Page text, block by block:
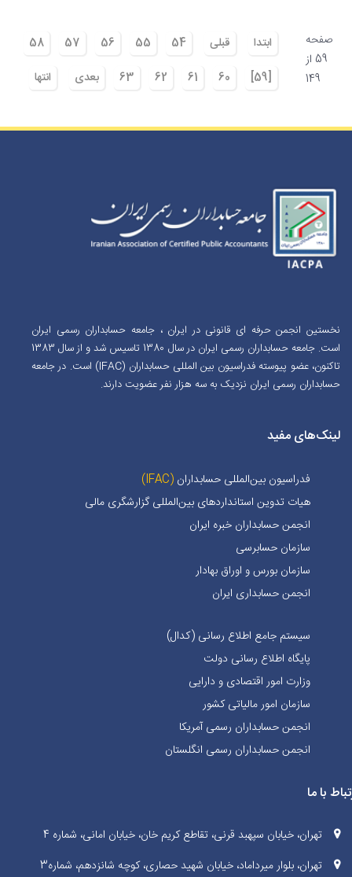
صفحه
59 از
149
ابتدا قبلی 54
55
56
57
58
[59]
60
61
62
63 بعدی انتها
نخستین انجمن حرفه ای قانونی در ایران ، جامعه حسابداران رسمی ایران
است. جامعه حسابداران رسمی ایران در سال 1380 تاسیس شد و از سال 1383
تاکنون، عضو پیوسته فدراسیون بین المللی حسابداران (IFAC) است. در جامعه
حسابداران رسمی ایران نزدیک به سه هزار نفر عضویت دارند.
لینک‌های مفید
فدراسیون بین‌المللی حسابداران (IFAC)
هیات تدوین استانداردهای بین‌المللی گزارشگری مالی
انجمن حسابداران خبره ايران
سازمان حسابرسی
سازمان بورس و اوراق بهادار
انجمن حسابداری ایران
سیستم جامع اطلاع رسانی (کدال)
پایگاه اطلاع رسانی دولت
وزارت امور اقتصادی و دارایی
سازمان امور مالیاتی کشور
انجمن حسابداران رسمی آمریکا
انجمن حسابداران رسمی انگلستان
با ما
تهران، خیابان سپهبد قرنی، تقاطع کریم خان، خیابان امانی، شماره 4
تهران، بلوار میرداماد، خیابان شهید حصاری، کوچه شانزدهم، شماره3